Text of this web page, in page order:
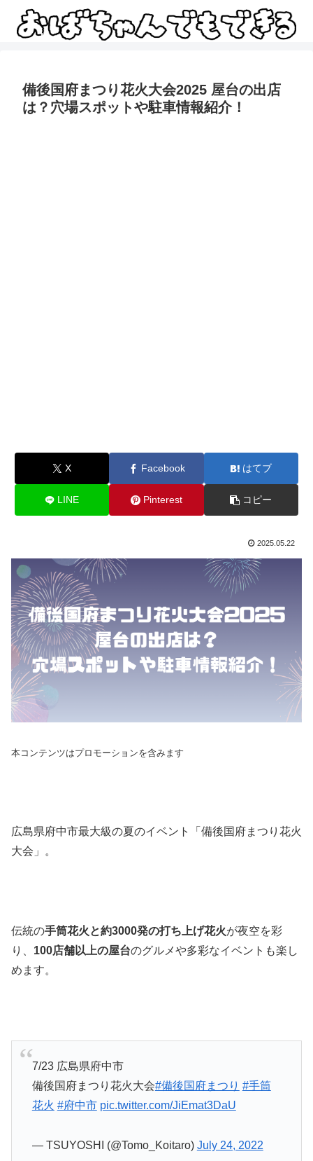
備後国府まつり花火大会2025 屋台の出店
は？穴場スポットや駐車情報紹介！
X Facebook はてブ
LINE Pinterest コピー
2025.05.22
本コンテンツはプロモーションを含みます
広島県府中市最大級の夏のイベント「備後国府まつり花火
大会」。
伝統の手筒花火と約3000発の打ち上げ花火が夜空を彩
り、 100店舗以上の屋台のグルメや多彩なイベントも楽し
めます。
7/23 広島県府中市
備後国府まつり花火大会#備後国府まつり #手筒
花火 #府中市 pic.twitter.com/JiEmat3DaU
— TSUYOSHI (@Tomo_Koitaro) July 24, 2022